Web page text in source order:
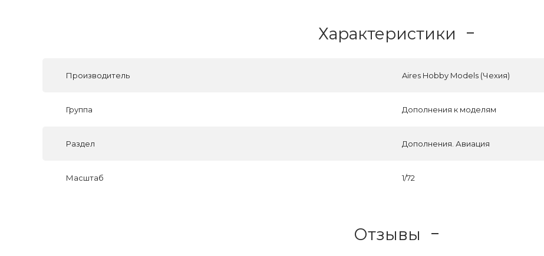
Характеристики
Производитель Aires Hobby Models (Чехия)
Группа Дополнения к моделям
Раздел Дополнения. Авиация
Масштаб 1/72
Отзывы